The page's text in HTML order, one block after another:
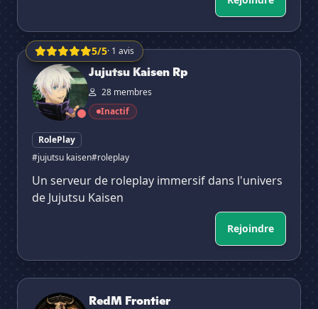
5/5· 1 avis
Jujutsu Kaisen Rp
Jujutsu Kaisen Rp
28 membres
Inactif
RolePlay
#jujutsu kaisen#roleplay
Un serveur de roleplay immersif dans l'univers
de Jujutsu Kaisen
Rejoindre
RedM Frontier
RedM Frontier